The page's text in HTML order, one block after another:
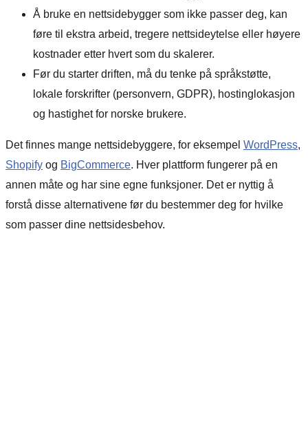
Å bruke en nettsidebygger som ikke passer deg, kan
føre til ekstra arbeid, tregere nettsideytelse eller høyere
kostnader etter hvert som du skalerer.
Før du starter driften, må du tenke på språkstøtte,
lokale forskrifter (personvern, GDPR), hostinglokasjon
og hastighet for norske brukere.
Det finnes mange nettsidebyggere, for eksempel WordPress,
Shopify og BigCommerce. Hver plattform fungerer på en
annen måte og har sine egne funksjoner. Det er nyttig å
forstå disse alternativene før du bestemmer deg for hvilke
som passer dine nettsidesbehov.